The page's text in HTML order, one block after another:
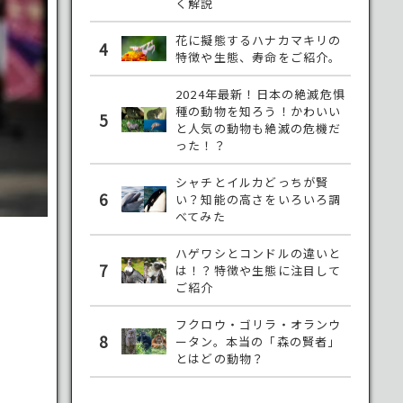
4
花に擬態するハナカマキリの
特徴や生態、寿命をご紹介。
5
2024年最新！日本の絶滅危惧
種の動物を知ろう！かわいい
と人気の動物も絶滅の危機だ
った！？
6
シャチとイルカどっちが賢
い？知能の高さをいろいろ調
べてみた
7
ハゲワシとコンドルの違いと
は！？特徴や生態に注目して
ご紹介
8
フクロウ・ゴリラ・オランウ
ータン。本当の「森の賢者」
とはどの動物？